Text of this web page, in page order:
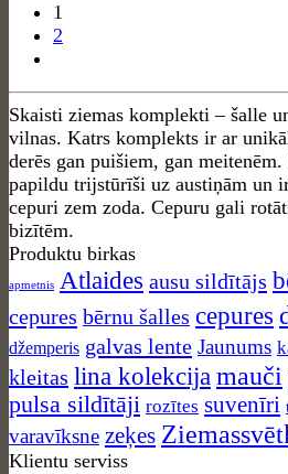
1
2
Skaisti ziemas komplekti – šalle
vilnas. Katrs komplekts ir ar
derēs gan puišiem, gan
papildu trijstūrīši uz austiņām un
cepuri zem zoda. Cepuru gali
bizītēm.
Produktu birkas
apmetnis Atlaides ausu sildītājs
cepures bērnu šalles cepures
džemperis galvas lente Jaunums
kleitas lina kolekcija mauči
pulsa sildītāji rozītes suvenīri
varavīksne zeķes
Klientu serviss